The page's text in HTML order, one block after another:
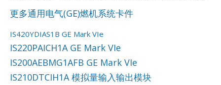
更多通用电气(GE)燃机系统卡件
IS420YDIAS1B GE Mark VIe
IS220PAICH1A GE Mark VIe
IS200AEBMG1AFB GE Mark VIe
IS210DTCIH1A 模拟量输入输出模块